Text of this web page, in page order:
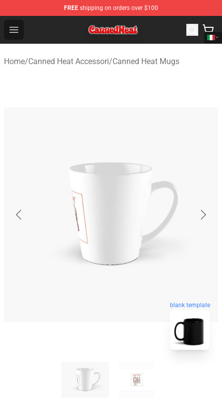
FREE shipping on orders over $100
Open menu
Canned Heat Store - Official Canned Heat Merchandise
Home/Canned Heat Accessori/Canned Heat Mugs
blank template